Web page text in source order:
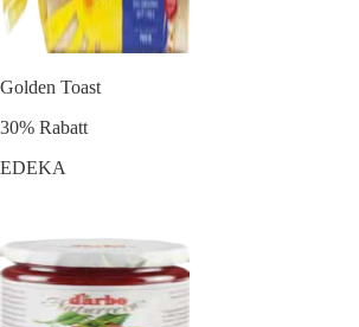
Golden Toast
30% Rabatt
EDEKA